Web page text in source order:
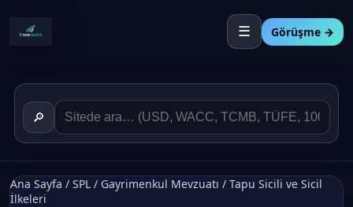
☰ Görüşme →
🔎
Ana Sayfa / SPL / Gayrimenkul Mevzuatı / Tapu Sicili ve Sicil
İlkeleri